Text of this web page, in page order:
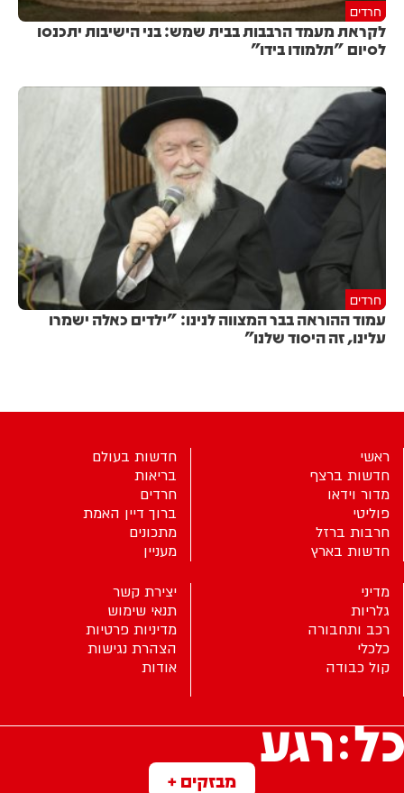
חרדים
לקראת מעמד הרבבות בבית שמש: בני הישיבות יתכנסו
לסיום "תלמודו בידו"
חרדים
עמוד ההוראה בבר המצווה לנינו: "ילדים כאלה ישמרו
עלינו, זה היסוד שלנו"
מבזקים +
ראשי
חדשות ברצף
מדור וידאו
פוליטי
חרבות ברזל
חדשות בארץ
חדשות בעולם
בריאות
חרדים
ברוך דיין האמת
מתכונים
מעניין
מדיני
גלריות
רכב ותחבורה
כלכלי
קול כבודה
יצירת קשר
תנאי שימוש
מדיניות פרטיות
הצהרת נגישות
אודות